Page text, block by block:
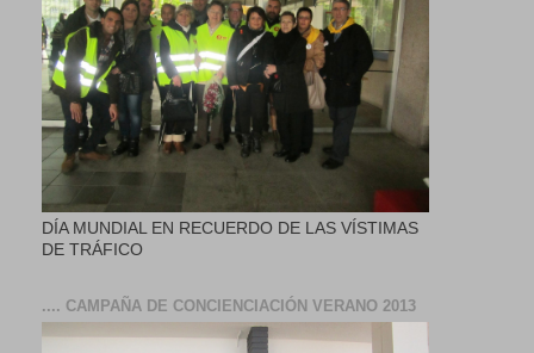
DÍA MUNDIAL EN RECUERDO DE LAS VÍSTIMAS
DE TRÁFICO
.... CAMPAÑA DE CONCIENCIACIÓN VERANO 2013